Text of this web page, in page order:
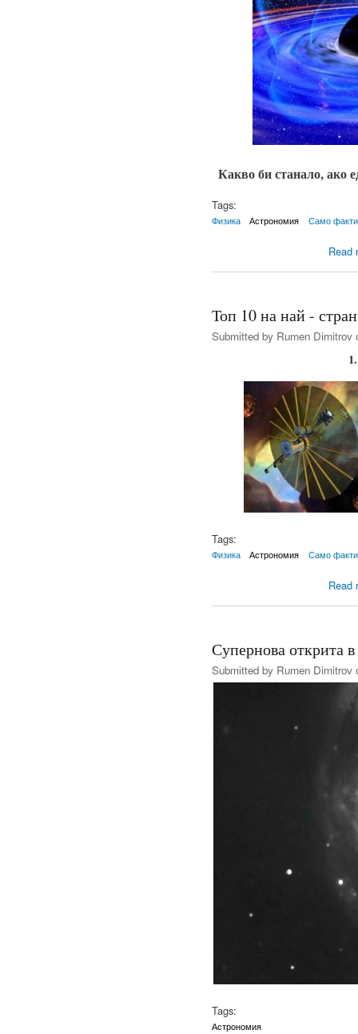
Какво би станало, ако
Tags:
Физика Астрономия Само факти
Read
Топ 10 на най -
Submitted by Rumen Dimitrov
Tags:
Физика Астрономия Само факти
Read
Супернова открита
Submitted by Rumen Dimitrov
Tags:
Астрономия